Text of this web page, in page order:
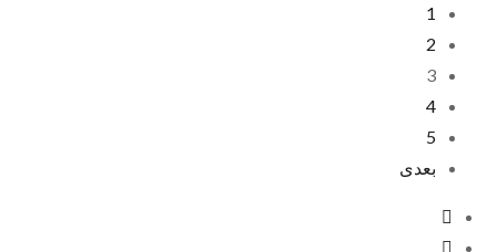
1
2
3
4
5
بعدی